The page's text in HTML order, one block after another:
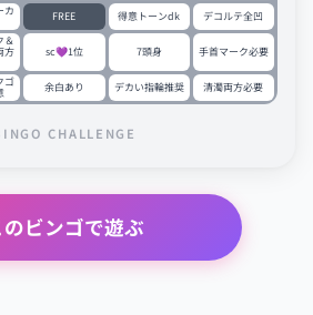
カ FREE 得意トーンdk
デコルテ全凹
＆
方 sc💜1位 7頭身 手首マーク必要
ゴ 余白あり デカい指輪推奨 清濁両方必要
CHALLENGE
のビンゴで遊ぶ